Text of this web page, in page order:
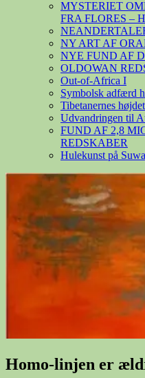
MYSTERIET
FRA FLORES –
NY ART AF
NYE FUND AF
OLDOWAN
Out-of-Africa I
Symbolsk adfærd
Tibetanernes
Udvandringen til
FUND AF 2,8
REDSKABER
Hulekunst på
Homo-linjen er